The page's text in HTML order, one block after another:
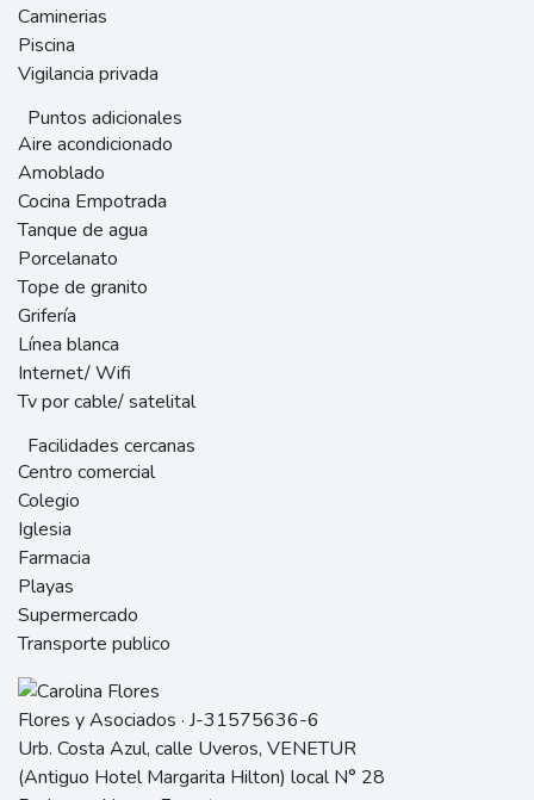
Caminerias
Piscina
Vigilancia privada
Puntos adicionales
Aire acondicionado
Amoblado
Cocina Empotrada
Tanque de agua
Porcelanato
Tope de granito
Grifería
Línea blanca
Internet/ Wifi
Tv por cable/ satelital
Facilidades cercanas
Centro comercial
Colegio
Iglesia
Farmacia
Playas
Supermercado
Transporte publico
Flores y Asociados · J-31575636-6
Urb. Costa Azul, calle Uveros, VENETUR
(Antiguo Hotel Margarita Hilton) local N° 28